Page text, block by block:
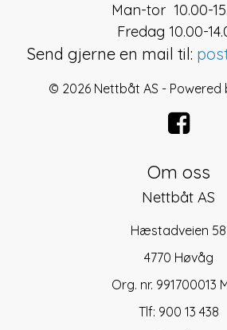
Man-tor 10.00-
Fredag 10.00-
Send gjerne en mail til:
© 2026 Nettbåt AS - Powered
Om oss
Nettbåt AS
Hæstadveien 58
4770 Høvåg
Org. nr. 991700013
Tlf: 900 13 438